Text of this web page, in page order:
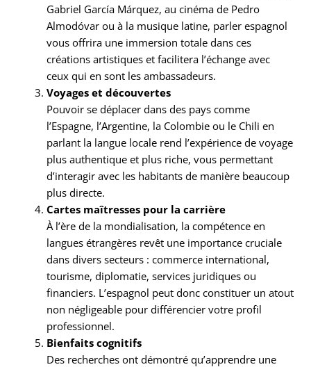
Gabriel García Márquez, au cinéma de Pedro
Almodóvar ou à la musique latine, parler espagnol
vous offrira une immersion totale dans ces
créations artistiques et facilitera l’échange avec
ceux qui en sont les ambassadeurs.
Voyages et découvertes
Pouvoir se déplacer dans des pays comme
l’Espagne, l’Argentine, la Colombie ou le Chili en
parlant la langue locale rend l’expérience de voyage
plus authentique et plus riche, vous permettant
d’interagir avec les habitants de manière beaucoup
plus directe.
Cartes maîtresses pour la carrière
À l’ère de la mondialisation, la compétence en
langues étrangères revêt une importance cruciale
dans divers secteurs : commerce international,
tourisme, diplomatie, services juridiques ou
financiers. L’espagnol peut donc constituer un atout
non négligeable pour différencier votre profil
professionnel.
Bienfaits cognitifs
Des recherches ont démontré qu’apprendre une